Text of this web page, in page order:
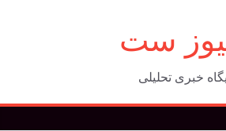
ست
خبری تحلیلی